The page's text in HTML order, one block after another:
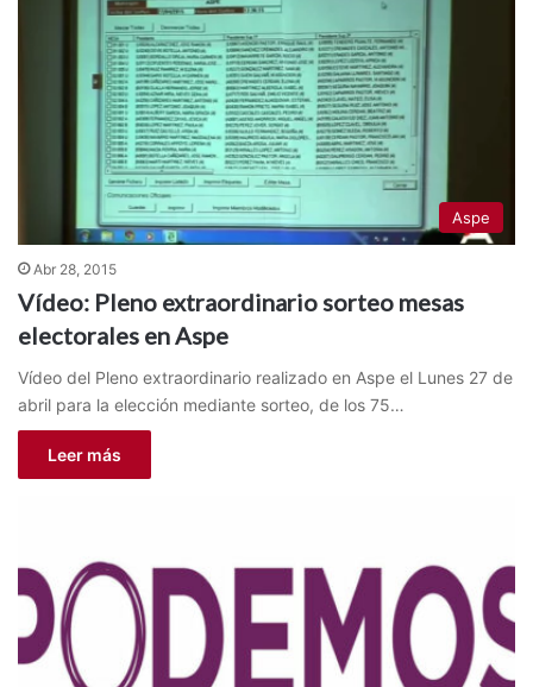
Aspe
Abr 28, 2015
Vídeo: Pleno extraordinario sorteo mesas
electorales en Aspe
Vídeo del Pleno extraordinario realizado en Aspe el Lunes 27 de
abril para la elección mediante sorteo, de los 75…
Leer más